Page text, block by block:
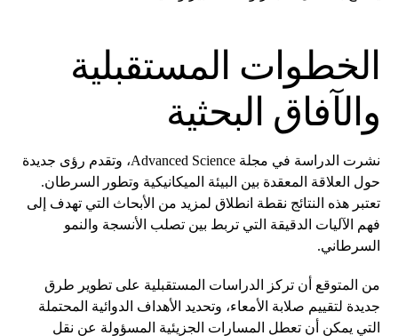
الخطوات المستقبلية
والآفاق البحثية
نشرت الدراسة في مجلة Advanced Science، وتقدم رؤى جديدة
حول العلاقة المعقدة بين البيئة الميكانيكية وتطور السرطان.
تعتبر هذه النتائج نقطة انطلاق لمزيد من الأبحاث التي تهدف إلى
فهم الآليات الدقيقة التي تربط بين تصلب الأنسجة والنمو
السرطاني.
من المتوقع أن تركز الدراسات المستقبلية على تطوير طرق
جديدة لتقييم صلابة الأمعاء، وتحديد الأهداف الدوائية المحتملة
التي يمكن أن تعطل المسارات الجزيئية المسؤولة عن نقل